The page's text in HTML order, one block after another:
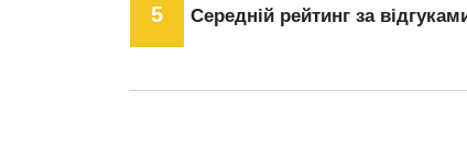
5 Середній рейтинг за